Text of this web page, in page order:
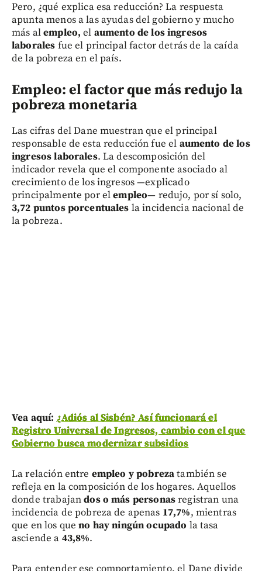
Pero, ¿qué explica esa reducción? La respuesta
apunta menos a las ayudas del gobierno y mucho
más alempleo, el aumento de los ingresos
laborales fue el principal factor detrás de la caída
de la pobreza en el país.
Empleo: el factor que más redujo la
pobreza monetaria
Las cifras del Dane muestran que el principal
responsable de esta reducción fue el aumento de los
ingresos laborales. La descomposición del
indicador revela que el componente asociado al
crecimiento de los ingresos —explicado
principalmente por elempleo— redujo, por sí solo,
3,72 puntos porcentuales la incidencia nacional de
la pobreza.
Vea aquí: ¿Adiós al Sisbén? Así funcionará el
Registro Universal de Ingresos, cambio con el que
Gobierno busca modernizar subsidios
La relación entre empleo y pobrezatambién se
refleja en la composición de los hogares. Aquellos
donde trabajandos o más personasregistran una
incidencia de pobreza de apenas 17,7%, mientras
que en los queno hay ningún ocupado la tasa
asciende a 43,8%.